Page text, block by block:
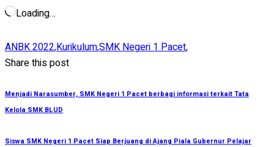
Loading…
ANBK 2022,Kurikulum,SMK Negeri 1 Pacet,
Share this post
Menjadi Narasumber, SMK Negeri 1 Pacet berbagi informasi terkait Tata
Kelola SMK BLUD
Siswa SMK Negeri 1 Pacet Siap Berjuang di Ajang Piala Gubernur Pelajar